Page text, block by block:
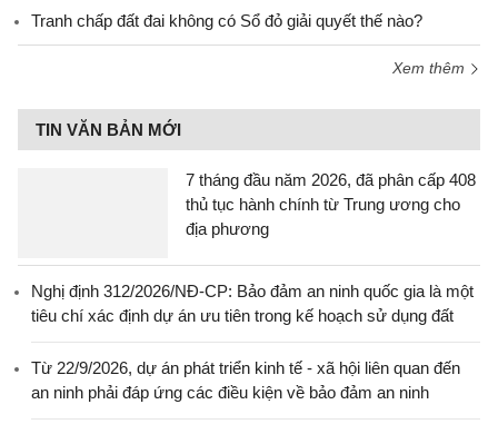
Tranh chấp đất đai không có Sổ đỏ giải quyết thế nào?
Xem thêm
TIN VĂN BẢN MỚI
7 tháng đầu năm 2026, đã phân cấp 408
thủ tục hành chính từ Trung ương cho
địa phương
Nghị định 312/2026/NĐ-CP: Bảo đảm an ninh quốc gia là một
tiêu chí xác định dự án ưu tiên trong kế hoạch sử dụng đất
Từ 22/9/2026, dự án phát triển kinh tế - xã hội liên quan đến
an ninh phải đáp ứng các điều kiện về bảo đảm an ninh